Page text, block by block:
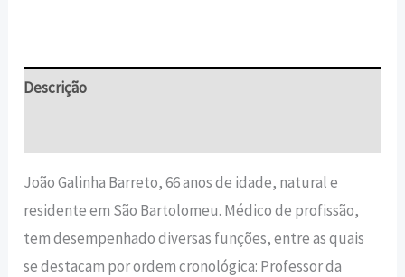
Descrição
João Galinha Barreto, 66 anos de idade, natural e
residente em São Bartolomeu. Médico de profissão,
tem desempenhado diversas funções, entre as quais
se destacam por ordem cronológica: Professor da